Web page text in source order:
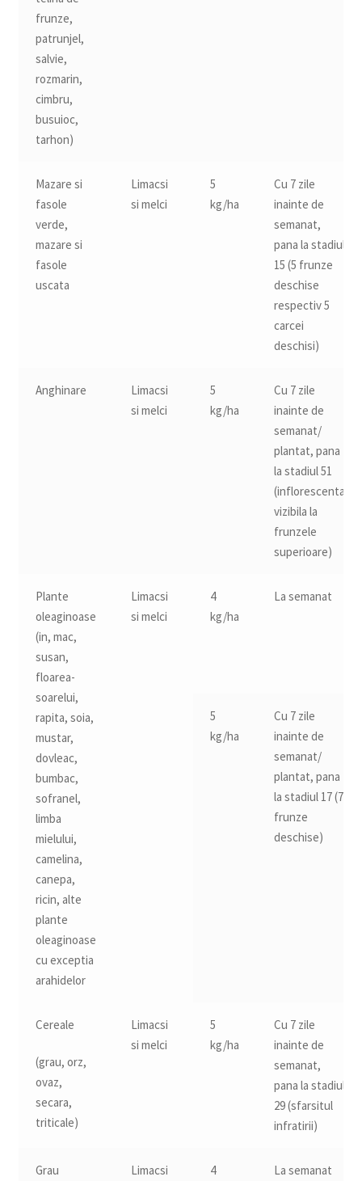
frunze,
patrunjel,
salvie,
rozmarin,
cimbru,
busuioc,
tarhon)
Mazare si
fasole
verde,
mazare si
fasole
uscata
Limacsi
si melci
5
kg/ha
Cu 7 zile
inainte de
semanat,
pana la stadiul
15 (5 frunze
deschise
respectiv 5
carcei
deschisi)
Anghinare
Limacsi
si melci
5
kg/ha
Cu 7 zile
inainte de
semanat/
plantat, pana
la stadiul 51
(inflorescenta
vizibila la
frunzele
superioare)
Plante
oleaginoase
(in, mac,
susan,
floarea-
soarelui,
rapita, soia,
mustar,
dovleac,
bumbac,
sofranel,
limba
mielului,
camelina,
canepa,
ricin, alte
plante
oleaginoase
cu exceptia
arahidelor
Limacsi
si melci
4
kg/ha
La semanat
5
kg/ha
Cu 7 zile
inainte de
semanat/
plantat, pana
la stadiul 17 (7
frunze
deschise)
Cereale
(grau, orz,
ovaz,
secara,
triticale)
Limacsi
si melci
5
kg/ha
Cu 7 zile
inainte de
semanat,
pana la stadiul
29 (sfarsitul
infratirii)
Grau
Limacsi
4
La semanat